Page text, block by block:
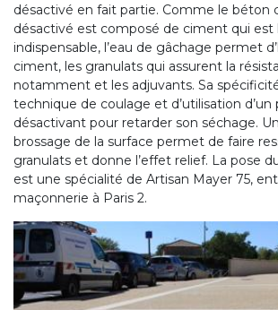
désactivé en fait partie. Comme le béton
désactivé est composé de ciment qui est
indispensable, l’eau de gâchage permet
ciment, les granulats qui assurent la
notamment et les adjuvants. Sa
technique de coulage et d’utilisation d’un
désactivant pour retarder son séchage.
brossage de la surface permet de faire
granulats et donne l’effet relief. La pose
est une spécialité de Artisan Mayer 75,
maçonnerie à Paris 2.